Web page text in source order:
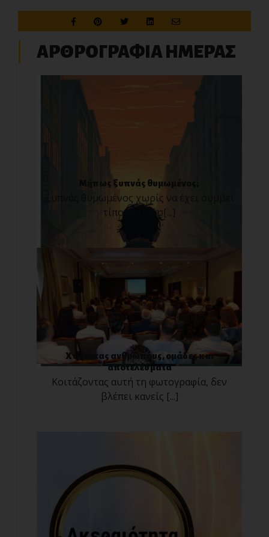
ΑΡΘΡΟΓΡΑΦΙΑ ΗΜΕΡΑΣ
Μήπως ξυπνάς θυμωμένος;
Ξυπνάς θυμωμένος χωρίς να έχει συμβεί
τίποτα; Πρόσ[...]
Χτίζοντας ανθρώπους, ομάδες και
αποτελέσματα
Κοιτάζοντας αυτή τη φωτογραφία, δεν
βλέπει κανείς [...]